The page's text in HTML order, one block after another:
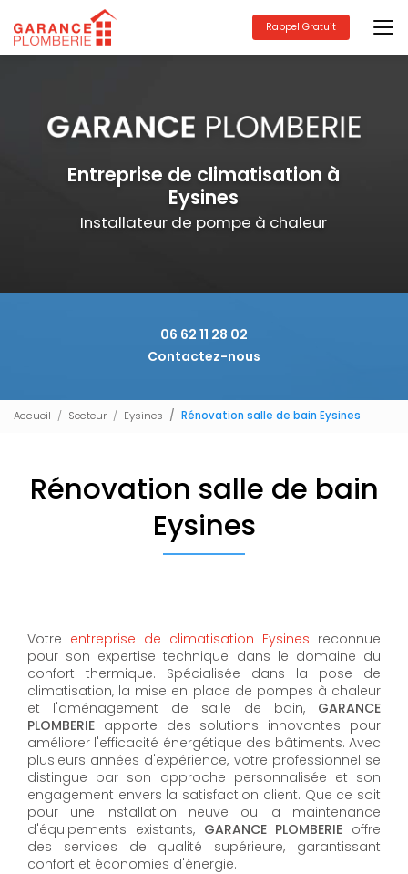
au
contenu
principal
Rappel Gratuit
Entreprise de climatisation à
Eysines
Installateur de pompe à chaleur
06 62 11 28 02
Contactez-nous
Accueil Secteur Eysines Rénovation salle de bain Eysines
Rénovation salle de bain
Eysines
Votre entreprise de climatisation Eysines reconnue
pour son expertise technique dans le domaine du
confort thermique. Spécialisée dans la pose de
climatisation, la mise en place de pompes à chaleur
et l'aménagement de salle de bain, GARANCE
PLOMBERIE apporte des solutions innovantes pour
améliorer l'efficacité énergétique des bâtiments. Avec
plusieurs années d'expérience, votre professionnel se
distingue par son approche personnalisée et son
engagement envers la satisfaction client. Que ce soit
pour une installation neuve ou la maintenance
d'équipements existants, GARANCE PLOMBERIE offre
des services de qualité supérieure, garantissant
confort et économies d'énergie.